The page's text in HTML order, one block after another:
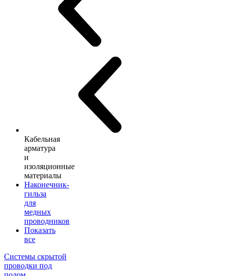
Кабельная
арматура
и
изоляционные
материалы
Наконечник-
гильза
для
медных
проводников
Показать
все
Системы скрытой
проводки под